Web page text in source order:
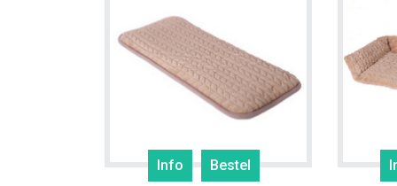
Info Bestel